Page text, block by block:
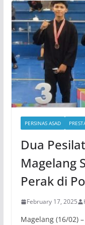
PERSINAS ASAD
Dua
Magelang
Perak di
February 17, 2025
Magelang (16/02)